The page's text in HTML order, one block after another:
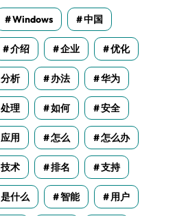
Windows 中国
介绍 企业 优化
分析 办法 华为
处理 如何 安全
应用 怎么 怎么办
技术 排名 支持
是什么 智能 用户